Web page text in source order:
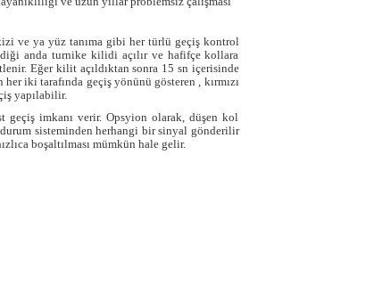
ve ya yüz tanıma gibi her türlü geçiş kontrol
anda turnike kilidi açılır ve hafifçe kollara
Eğer kilit açıldıktan sonra 15 sn içerisinde
iki tarafında geçiş yönünü gösteren , kırmızı
yapılabilir.
imkanı verir. Opsyion olarak, düşen kol
sisteminden herhangi bir sinyal gönderilir
boşaltılması mümkün hale gelir.